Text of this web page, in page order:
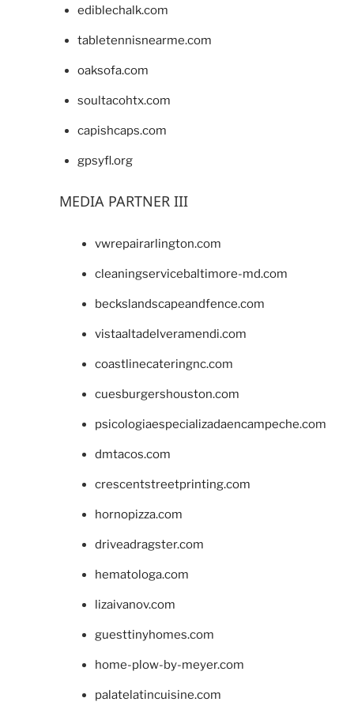
ediblechalk.com
tabletennisnearme.com
oaksofa.com
soultacohtx.com
capishcaps.com
gpsyfl.org
MEDIA PARTNER III
vwrepairarlington.com
cleaningservicebaltimore-md.com
beckslandscapeandfence.com
vistaaltadelveramendi.com
coastlinecateringnc.com
cuesburgershouston.com
psicologiaespecializadaencampeche.com
dmtacos.com
crescentstreetprinting.com
hornopizza.com
driveadragster.com
hematologa.com
lizaivanov.com
guesttinyhomes.com
home-plow-by-meyer.com
palatelatincuisine.com